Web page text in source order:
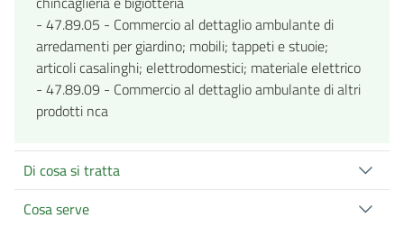
- 47.89.05 - Commercio al dettaglio ambulante di
arredamenti per giardino; mobili; tappeti e stuoie;
articoli casalinghi; elettrodomestici; materiale elettrico
- 47.89.09 - Commercio al dettaglio ambulante di altri
prodotti nca
Di cosa si tratta
Cosa serve